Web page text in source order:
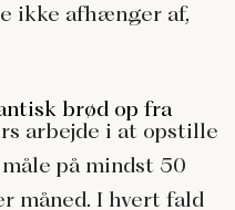
ikke afhænger af,
brød op fra
arbejde i at opstille
på mindst 50
måned. I hvert fald